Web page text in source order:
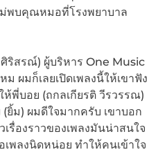
พบคุณหมอที่โรงพยาบาล
ริสรณ์) ผู้บริหาร One Music
ม ผมก็เลยเปิดเพลงนี้ให้เขาฟัง
พี่บอย (ถกลเกียรติ วีรวรรณ)
ยิ้ม) ผมดีใจมากครับ เขาบอก
รื่องราวของเพลงมันน่าสนใจ
พลงนิดหน่อย ทำให้คนเข้าใจ